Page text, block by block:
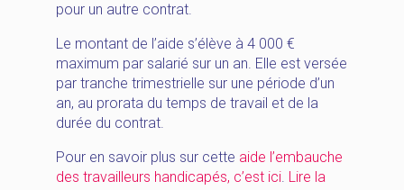
pour un autre contrat.
Le montant de l’aide s’élève à 4 000 €
maximum par salarié sur un an. Elle est versée
par tranche trimestrielle sur une période d’un
an, au prorata du temps de travail et de la
durée du contrat.
Pour en savoir plus sur cette aide l’embauche
des travailleurs handicapés, c’est ici. Lire la